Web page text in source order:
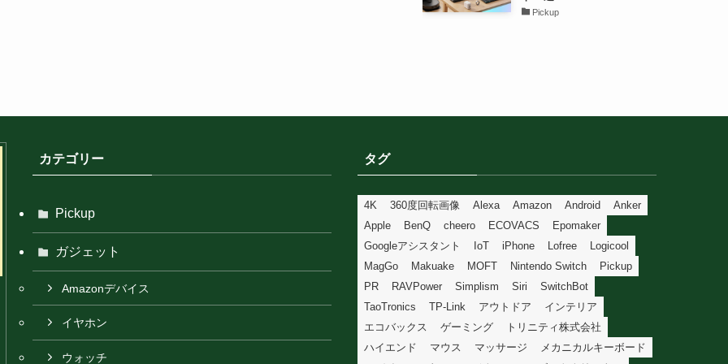
Pickup
カテゴリー
Pickup
ガジェット
Amazonデバイス
イヤホン
ウォッチ
タグ
4K 360度回転画像 Alexa Amazon Android
Anker
Apple
BenQ cheero ECOVACS
Epomaker
Googleアシスタント
IoT iPhone Lofree
Logicool
MagGo
Makuake MOFT Nintendo Switch
Pickup
PR
RAVPower Simplism Siri
SwitchBot
TaoTronics
TP-Link アウトドア
インテリア
エコバックス
ゲーミング
トリニティ株式会社
ハイエンド
マウス マッサージ
メカニカルキーボード